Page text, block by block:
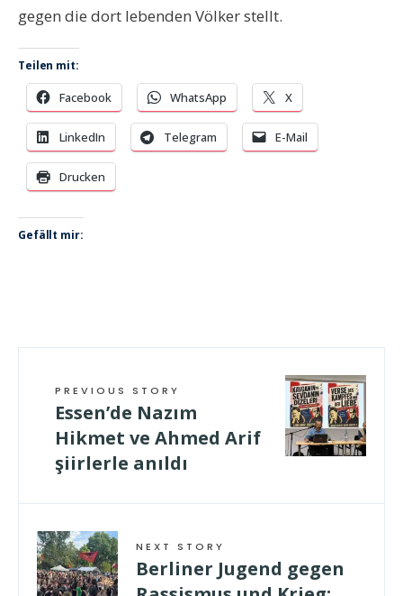
gegen die dort lebenden Völker stellt.
Teilen mit:
Facebook WhatsApp X
LinkedIn Telegram E-Mail
Drucken
Gefällt mir:
PREVIOUS STORY
Essen’de Nazım
Hikmet ve Ahmed Arif
şiirlerle anıldı
NEXT STORY
Berliner Jugend gegen